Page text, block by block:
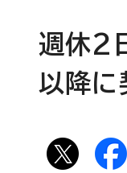
週休2
以降に